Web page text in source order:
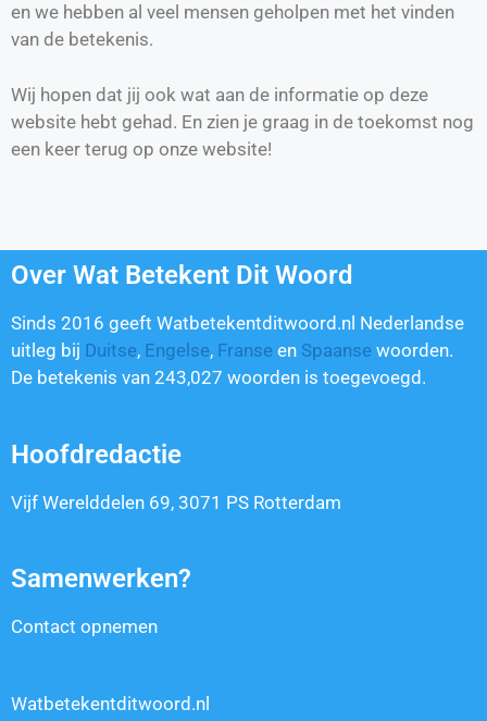
en we hebben al veel mensen geholpen met het vinden
van de betekenis.
Wij hopen dat jij ook wat aan de informatie op deze
website hebt gehad. En zien je graag in de toekomst nog
een keer terug op onze website!
Over Wat Betekent Dit Woord
Sinds 2016 geeft Watbetekentditwoord.nl Nederlandse
uitleg bij Duitse, Engelse, Franse en Spaanse woorden.
De betekenis van 243,027 woorden is toegevoegd.
Hoofdredactie
Vijf Werelddelen 69, 3071 PS Rotterdam
Samenwerken?
Contact opnemen
Watbetekentditwoord.nl